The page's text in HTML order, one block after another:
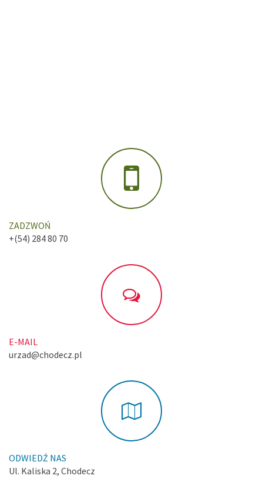
ZADZWOŃ
+(54) 284 80 70
E-MAIL
urzad@chodecz.pl
ODWIEDŹ NAS
Ul. Kaliska 2, Chodecz